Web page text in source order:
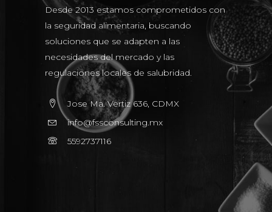
Desde 2013 estamos comprometidos con
la seguridad alimentaria, buscando
soluciones que se adapten a las
necesidades del mercado y las
regulaciones locales de salubridad.
Jose Ma. Vertiz 636, CDMX
info@fssconsulting.mx
5592737116